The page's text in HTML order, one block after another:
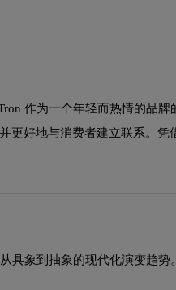
作为一个年轻而热情的品牌
好地与消费者建立联系。
具象到抽象的现代化演变趋